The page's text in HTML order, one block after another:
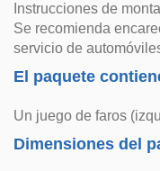
Instrucciones de
Se recomienda
servicio de
El paquete
Un juego de faros
Dimensiones del